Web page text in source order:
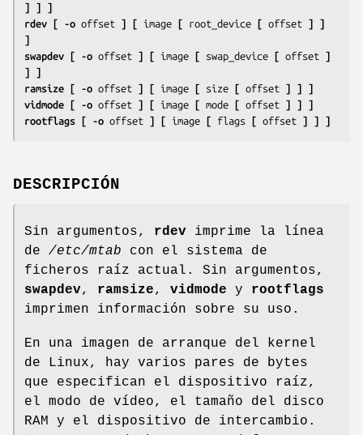
] ] ]
rdev [ -o offset ] [ image [ root_device [ offset ] ]
]
swapdev [ -o offset ] [ image [ swap_device [ offset ]
] ]
ramsize [ -o offset ] [ image [ size [ offset ] ] ]
vidmode [ -o offset ] [ image [ mode [ offset ] ] ]
rootflags [ -o offset ] [ image [ flags [ offset ] ] ]
DESCRIPCIÓN
Sin argumentos, rdev imprime la línea
de /etc/mtab con el sistema de
ficheros raíz actual. Sin argumentos,
swapdev, ramsize, vidmode y rootflags
imprimen información sobre su uso.
En una imagen de arranque del kernel
de Linux, hay varios pares de bytes
que especifican el dispositivo raíz,
el modo de vídeo, el tamaño del disco
RAM y el dispositivo de intercambio.